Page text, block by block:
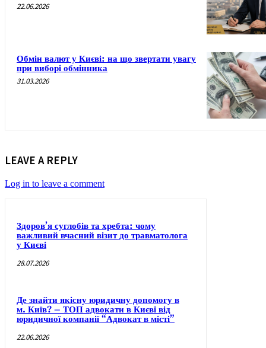
22.06.2026
Обмін валют у Києві: на що звертати увагу
при виборі обмінника
31.03.2026
LEAVE A REPLY
Log in to leave a comment
Здоров’я суглобів та хребта: чому
важливий вчасний візит до травматолога
у Києві
28.07.2026
Де знайти якісну юридичну допомогу в
м. Київ? – ТОП адвокати в Києві від
юридичної компанії “Адвокат в місті”
22.06.2026